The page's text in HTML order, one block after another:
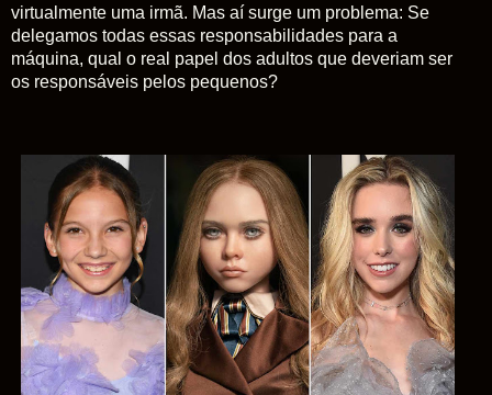
virtualmente uma irmã. Mas aí surge um problema: Se
delegamos todas essas responsabilidades para a
máquina, qual o real papel dos adultos que deveriam ser
os responsáveis pelos pequenos?